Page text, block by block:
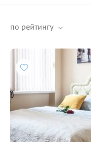
по рейтингу